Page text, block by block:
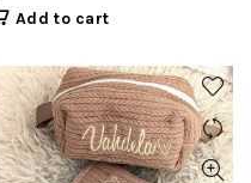
Add to cart